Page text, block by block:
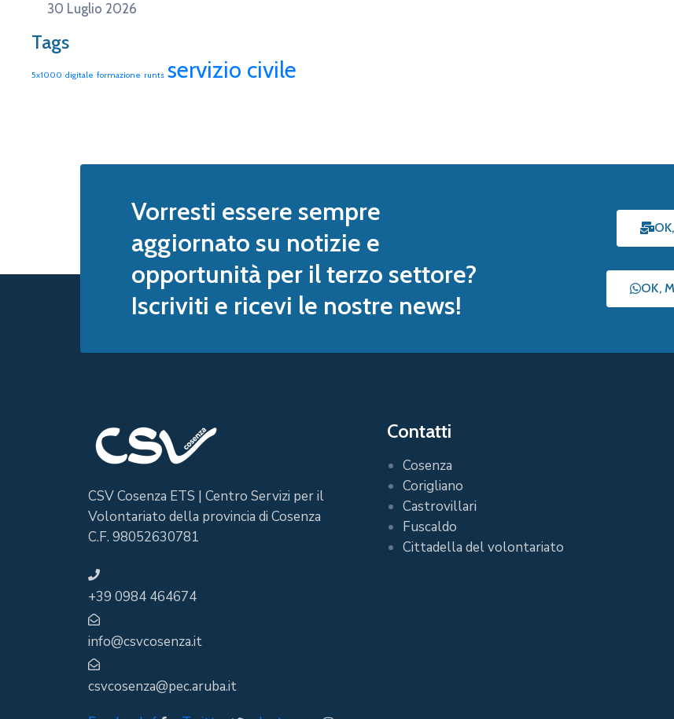
30 Luglio 2026
Tags
5x1000 digitale formazione runts servizio civile
Vorresti essere sempre
aggiornato su notizie e
opportunità per il terzo settore?
Iscriviti e ricevi le nostre news!
OK,
CSV Cosenza ETS | Centro Servizi per il
Volontariato della provincia di Cosenza
C.F. 98052630781
+39 0984 464674
info@csvcosenza.it
csvcosenza@pec.aruba.it
Contatti
Cosenza
Corigliano
Castrovillari
Fuscaldo
Cittadella del volontariato